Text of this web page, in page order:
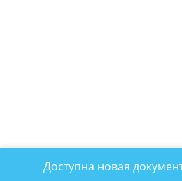
Доступна новая